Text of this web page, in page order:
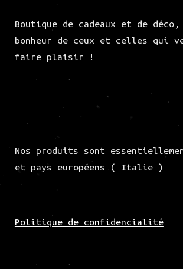
Boutique de cadeaux et de
bonheur de ceux et celles qui
faire plaisir !
Nos produits sont
et pays européens ( Italie )
Politique de confidencialité